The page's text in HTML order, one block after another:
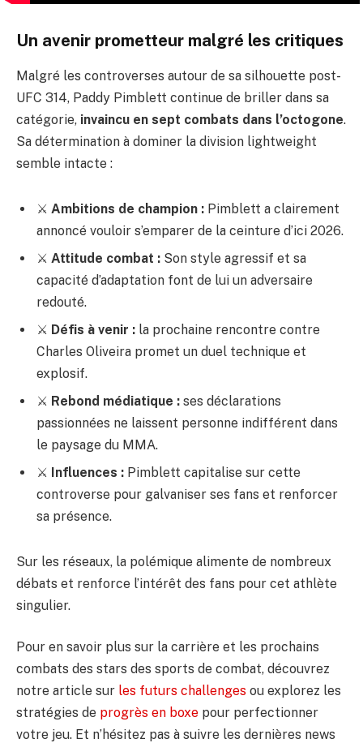
Un avenir prometteur malgré les critiques
Malgré les controverses autour de sa silhouette post-
UFC 314, Paddy Pimblett continue de briller dans sa
catégorie, invaincu en sept combats dans l’octogone.
Sa détermination à dominer la division lightweight
semble intacte :
⚔️ Ambitions de champion : Pimblett a clairement
annoncé vouloir s’emparer de la ceinture d’ici 2026.
⚔️ Attitude combat : Son style agressif et sa
capacité d’adaptation font de lui un adversaire
redouté.
⚔️ Défis à venir : la prochaine rencontre contre
Charles Oliveira promet un duel technique et
explosif.
⚔️ Rebond médiatique : ses déclarations
passionnées ne laissent personne indifférent dans
le paysage du MMA.
⚔️ Influences : Pimblett capitalise sur cette
controverse pour galvaniser ses fans et renforcer
sa présence.
Sur les réseaux, la polémique alimente de nombreux
débats et renforce l’intérêt des fans pour cet athlète
singulier.
Pour en savoir plus sur la carrière et les prochains
combats des stars des sports de combat, découvrez
notre article sur les futurs challenges ou explorez les
stratégies de progrès en boxe pour perfectionner
votre jeu. Et n’hésitez pas à suivre les dernières news